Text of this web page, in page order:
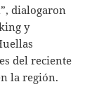
dialogaron
y
del reciente
la región.